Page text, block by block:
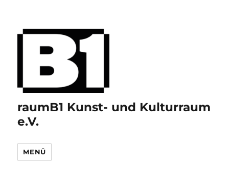
raumB1 Kunst- und Kulturraum
e.V.
MENÜ